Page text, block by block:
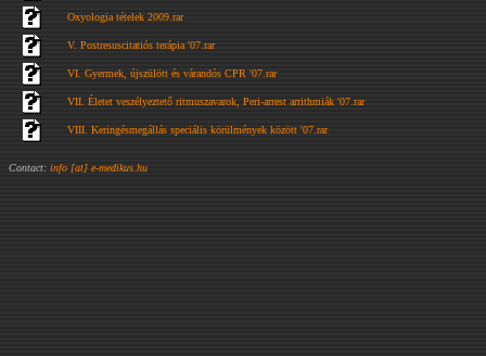
Oxyologia tételek 2009.rar
V. Postresuscitatiós terápia '07.rar
VI. Gyermek, újszülött és várandós CPR '07.rar
VII. Életet veszélyeztető ritmuszavarok, Peri-arrest arrithmiák '07.rar
VIII. Keringésmegállás speciális körülmények között '07.rar
Contact: info [at] e-medikus.hu